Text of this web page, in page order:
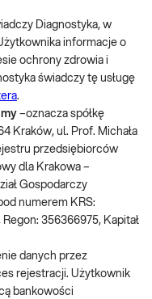
Diagnostyka, w
informacje o
ochrony zdrowia i
świadczy tę usługę
.
–oznacza spółkę
Kraków, ul. Prof. Michała
przedsiębiorców
dla Krakowa –
Gospodarczy
numerem KRS:
356366975, Kapitał
danych przez
rejestracji. Użytkownik
bankowości